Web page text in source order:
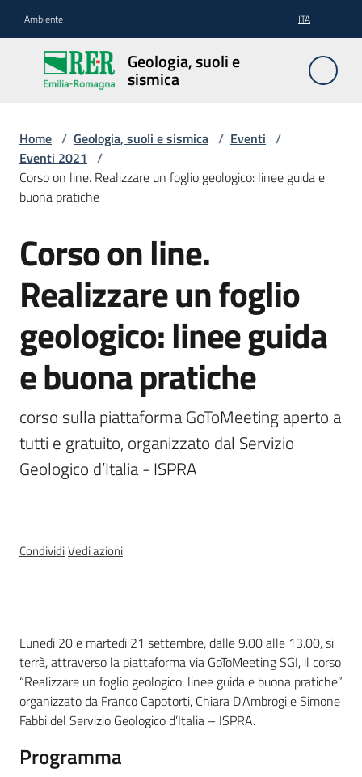
Ambiente ITA
Geologia, suoli e
sismica
Geologia,
suoli e
sismica
Geologia
Sismica
Cartografia
e
dati
Divulgazione
Home / Geologia, suoli e sismica / Eventi /
Eventi 2021 /
Corso on line. Realizzare un foglio geologico: linee guida e
buona pratiche
Salta al contenuto
Corso on line.
Realizzare un foglio
geologico: linee guida
e buona pratiche
corso sulla piattaforma GoToMeeting aperto a
tutti e gratuito, organizzato dal Servizio
Geologico d’Italia - ISPRA
CondividiVedi azioni
Cos'è
Lunedì 20 e martedì 21 settembre, dalle 9.00 alle 13.00, si
terrà, attraverso la piattaforma via GoToMeeting SGI, il corso
“Realizzare un foglio geologico: linee guida e buona pratiche”
organizzato da Franco Capotorti, Chiara D'Ambrogi e Simone
Fabbi del Servizio Geologico d’Italia – ISPRA.
Programma